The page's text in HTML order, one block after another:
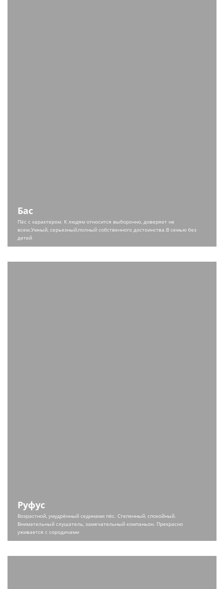
Бас
Пёс с характером. К людям относится выборочно, доверяет не
всем.Умный, серьезный,полный собственного достоинства.В семью без
детей
Руфус
Возрастной, умудрённый сединами пёс. Степенный, спокойный.
Внимательный слушатель, замечательный компаньон. Прекрасно
уживается с сородичами